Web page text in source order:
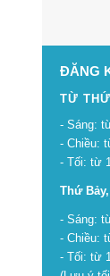
ĐĂNG
TỪ
- Sáng:
- Chiều:
- Tối: từ
Thứ
- Sáng:
- Chiều:
- Tối: từ